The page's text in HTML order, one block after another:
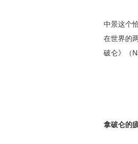
中景这个
在世界的
破仑》（
拿破仑的